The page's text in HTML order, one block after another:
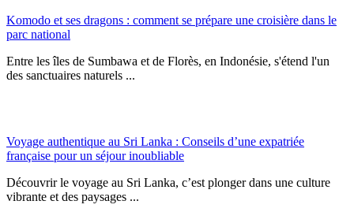
Komodo et ses dragons : comment se prépare une croisière dans le
parc national
Entre les îles de Sumbawa et de Florès, en Indonésie, s'étend l'un
des sanctuaires naturels ...
Voyage authentique au Sri Lanka : Conseils d’une expatriée
française pour un séjour inoubliable
Découvrir le voyage au Sri Lanka, c’est plonger dans une culture
vibrante et des paysages ...